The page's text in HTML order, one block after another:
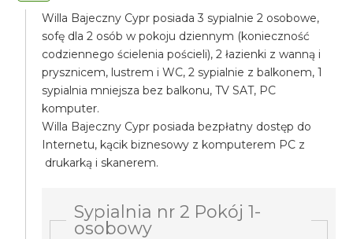
Willa Bajeczny Cypr posiada 3 sypialnie 2 osobowe,
sofę dla 2 osób w pokoju dziennym (konieczność
codziennego ścielenia pościeli), 2 łazienki z wanną i
prysznicem, lustrem i WC, 2 sypialnie z balkonem, 1
sypialnia mniejsza bez balkonu, TV SAT, PC
komputer.
Willa Bajeczny Cypr posiada bezpłatny dostęp do
Internetu, kącik biznesowy z komputerem PC z
drukarką i skanerem.
Sypialnia nr 2 Pokój 1-
osobowy